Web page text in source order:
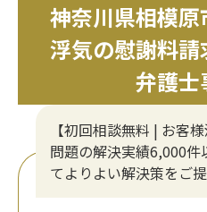
神奈川県相模原
浮気の慰謝料
弁護士
【初回相談無料 | お客
問題の解決実績6,000件
てよりよい解決策をご